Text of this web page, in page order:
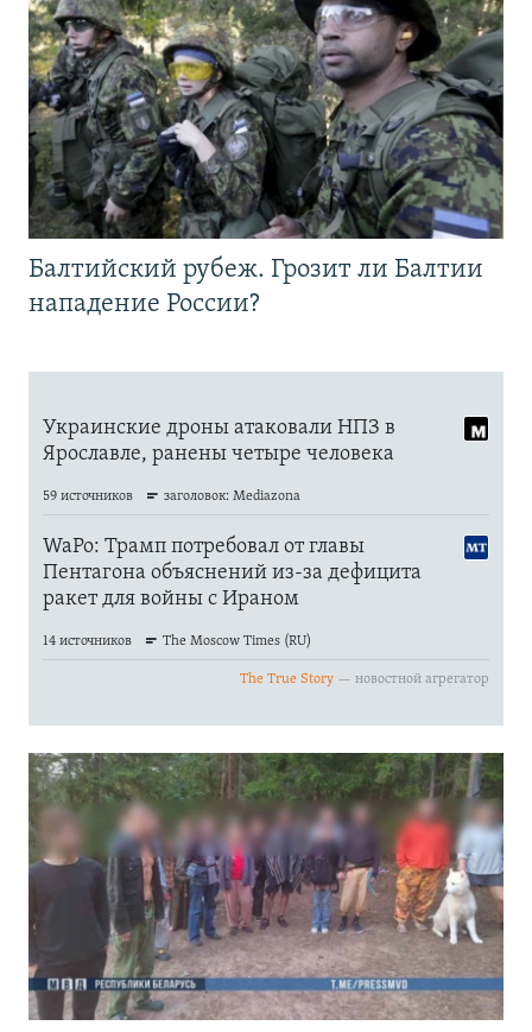
Балтийский рубеж. Грозит ли Балтии
нападение России?